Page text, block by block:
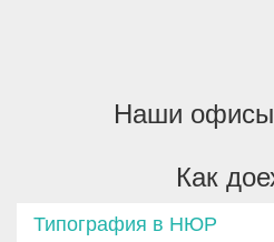
Наши офисы
Как
Типография в НЮР